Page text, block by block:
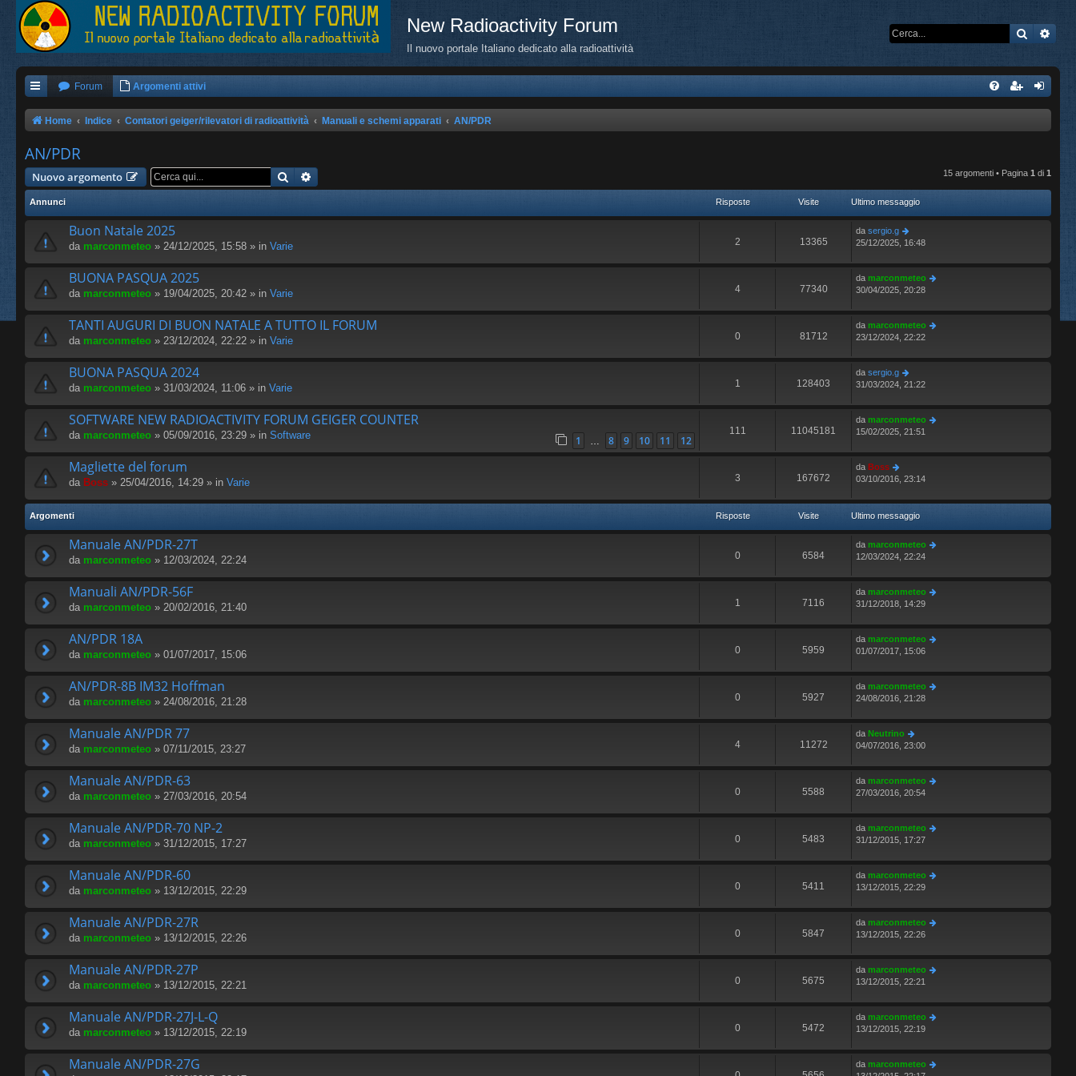
New Radioactivity Forum
Il nuovo portale Italiano dedicato alla radioattività
Cerca
Forum Argomenti attivi
Home Indice Contatori geiger/rilevatori di radioattività Manuali e schemi apparati AN/PDR
AN/PDR
Nuovo argomento Cerca 15 argomenti • Pagina 1 di 1
Annunci Risposte Visite Ultimo messaggio
Buon Natale 2025
da marconmeteo » 24/12/2025, 15:58 » in Varie 2 13365
da sergio.g
25/12/2025, 16:48
BUONA PASQUA 2025
da marconmeteo » 19/04/2025, 20:42 » in Varie 4 77340
da marconmeteo
30/04/2025, 20:28
TANTI AUGURI DI BUON NATALE A TUTTO IL FORUM
da marconmeteo » 23/12/2024, 22:22 » in Varie 0 81712
da marconmeteo
23/12/2024, 22:22
BUONA PASQUA 2024
da marconmeteo » 31/03/2024, 11:06 » in Varie 1 128403
da sergio.g
31/03/2024, 21:22
SOFTWARE NEW RADIOACTIVITY FORUM GEIGER COUNTER
da marconmeteo » 05/09/2016, 23:29 » in Software 1 … 8 9 10 11 12
111 11045181
da marconmeteo
15/02/2025, 21:51
Magliette del forum
da Boss » 25/04/2016, 14:29 » in Varie 3 167672
da Boss
03/10/2016, 23:14
Argomenti Risposte Visite Ultimo messaggio
Manuale AN/PDR-27T
da marconmeteo » 12/03/2024, 22:24 0 6584
da marconmeteo
12/03/2024, 22:24
Manuali AN/PDR-56F
da marconmeteo » 20/02/2016, 21:40 1 7116
da marconmeteo
31/12/2018, 14:29
AN/PDR 18A
da marconmeteo » 01/07/2017, 15:06 0 5959
da marconmeteo
01/07/2017, 15:06
AN/PDR-8B IM32 Hoffman
da marconmeteo » 24/08/2016, 21:28 0 5927
da marconmeteo
24/08/2016, 21:28
Manuale AN/PDR 77
da marconmeteo » 07/11/2015, 23:27 4 11272
da Neutrino
04/07/2016, 23:00
Manuale AN/PDR-63
da marconmeteo » 27/03/2016, 20:54 0 5588
da marconmeteo
27/03/2016, 20:54
Manuale AN/PDR-70 NP-2
da marconmeteo » 31/12/2015, 17:27 0 5483
da marconmeteo
31/12/2015, 17:27
Manuale AN/PDR-60
da marconmeteo » 13/12/2015, 22:29 0 5411
da marconmeteo
13/12/2015, 22:29
Manuale AN/PDR-27R
da marconmeteo » 13/12/2015, 22:26 0 5847
da marconmeteo
13/12/2015, 22:26
Manuale AN/PDR-27P
da marconmeteo » 13/12/2015, 22:21 0 5675
da marconmeteo
13/12/2015, 22:21
Manuale AN/PDR-27J-L-Q
da marconmeteo » 13/12/2015, 22:19 0 5472
da marconmeteo
13/12/2015, 22:19
Manuale AN/PDR-27G da marconmeteo